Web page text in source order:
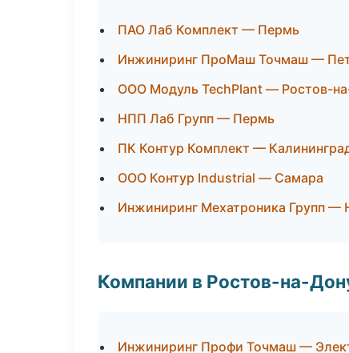
ПАО Лаб Комплект — Пермь
Инжиниринг ПроМаш Точмаш —
ООО Модуль TechPlant — Ростов-
НПП Лаб Групп — Пермь
ПК Контур Комплект —
ООО Контур Industrial — Самара
Инжиниринг Мехатроника Групп —
Компании в Ростов-на-
Инжиниринг Профи Точмаш —